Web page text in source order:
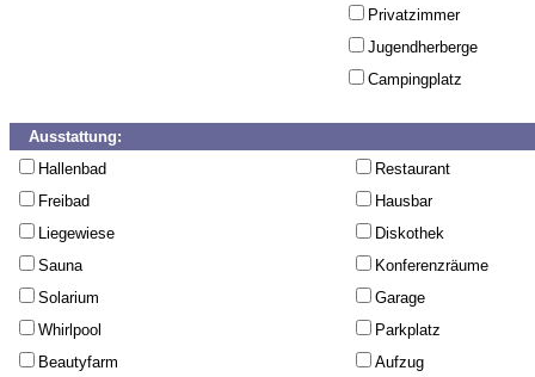
Privatzimmer
Jugendherberge
Campingplatz
Ausstattung:
Hallenbad
Restaurant
Freibad
Hausbar
Liegewiese
Diskothek
Sauna
Konferenzräume
Solarium
Garage
Whirlpool
Parkplatz
Beautyfarm
Aufzug